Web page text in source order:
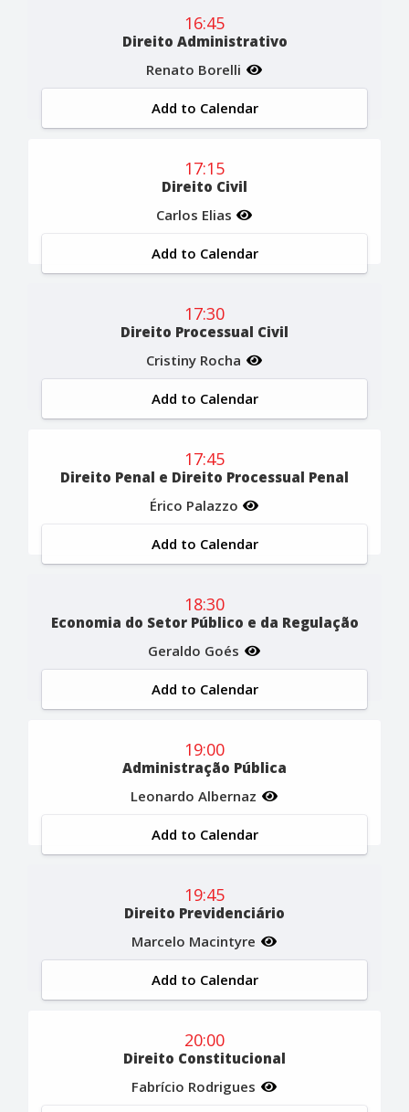
16:45
Direito Administrativo
Renato Borelli
Add to Calendar
17:15
Direito Civil
Carlos Elias
Add to Calendar
17:30
Direito Processual Civil
Cristiny Rocha
Add to Calendar
17:45
Direito Penal e Direito Processual Penal
Érico Palazzo
Add to Calendar
18:30
Economia do Setor Público e da Regulação
Geraldo Goés
Add to Calendar
19:00
Administração Pública
Leonardo Albernaz
Add to Calendar
19:45
Direito Previdenciário
Marcelo Macintyre
Add to Calendar
20:00
Direito Constitucional
Fabrício Rodrigues